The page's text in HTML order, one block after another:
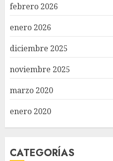
febrero 2026
enero 2026
diciembre 2025
noviembre 2025
marzo 2020
enero 2020
CATEGORÍAS